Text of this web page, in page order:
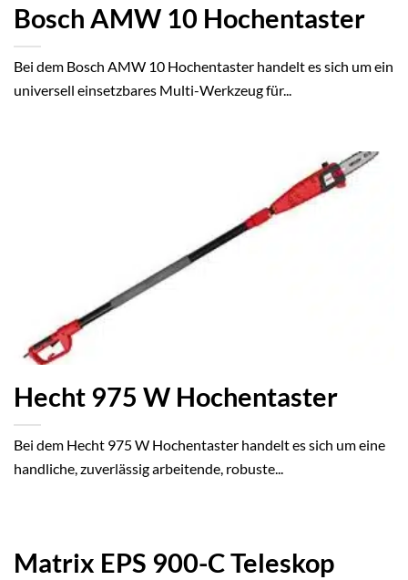
Bosch AMW 10 Hochentaster
Bei dem Bosch AMW 10 Hochentaster handelt es sich um ein
universell einsetzbares Multi-Werkzeug für...
Hecht 975 W Hochentaster
Bei dem Hecht 975 W Hochentaster handelt es sich um eine
handliche, zuverlässig arbeitende, robuste...
Matrix EPS 900-C Teleskop